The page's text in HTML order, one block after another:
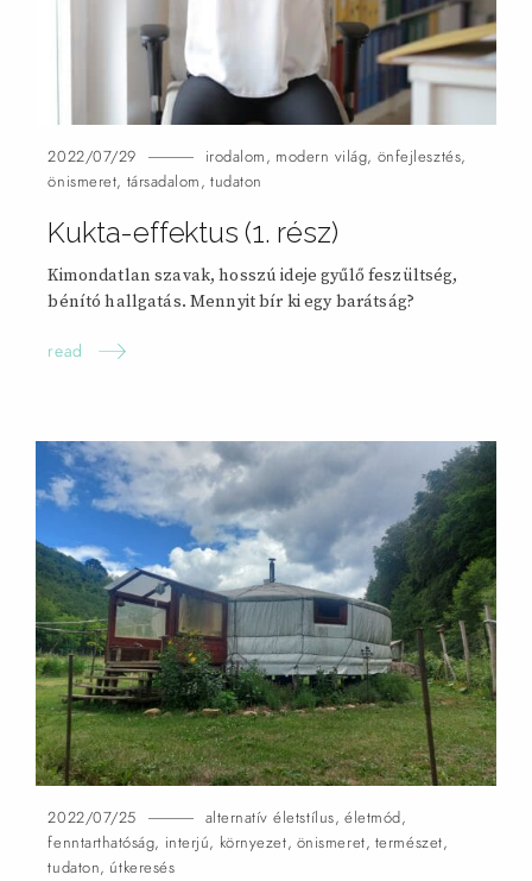
2022/07/29 irodalom, modern világ, önfejlesztés,
önismeret, társadalom,tudaton
Kukta-effektus (1. rész)
Kimondatlan szavak, hosszú ideje gyűlő feszültség,
bénító hallgatás. Mennyit bír ki egy barátság?
read
2022/07/25 alternatív életstílus, életmód,
fenntarthatóság, interjú, környezet, önismeret, természet,
tudaton, útkeresés